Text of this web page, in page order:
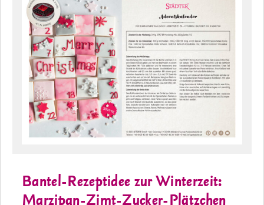
Bantel-Rezeptidee zur Winterzeit:
Marzipan-Zimt-Zucker-Plätzchen